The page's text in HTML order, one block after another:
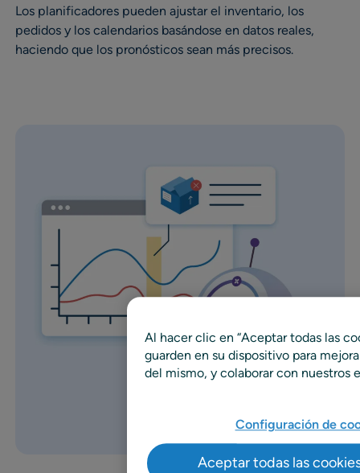
Los planificadores pueden ajustar el inventario, los
pedidos y los calendarios basándose en datos reales,
haciendo que los pronósticos sean más precisos.
Al hacer clic en “Aceptar todas las
guarden en su dispositivo para
del mismo, y colaborar con nuestros
Configuración de
Aceptar todas las